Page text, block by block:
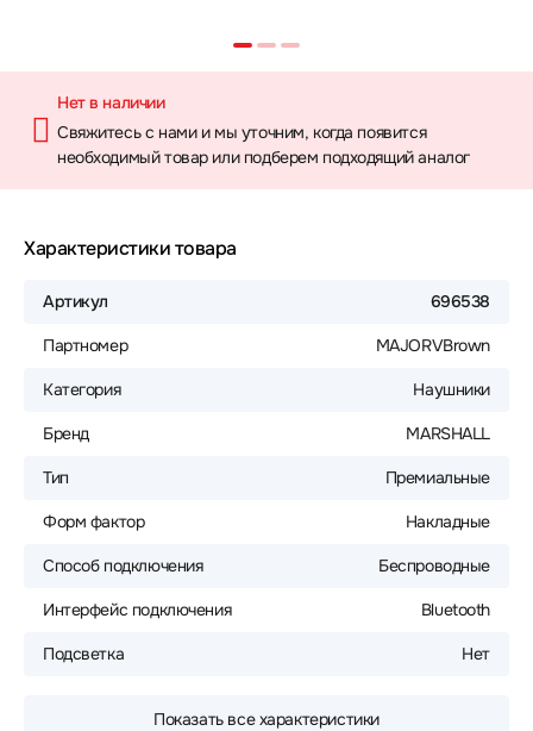
Нет в наличии
Свяжитесь с нами и мы уточним, когда появится
необходимый товар или подберем подходящий аналог
Характеристики товара
Артикул 696538
Партномер MAJORVBrown
Категория Наушники
Бренд MARSHALL
Тип Премиальные
Форм фактор Накладные
Способ подключения Беспроводные
Интерфейс подключения Bluetooth
Подсветка Нет
Показать все характеристики